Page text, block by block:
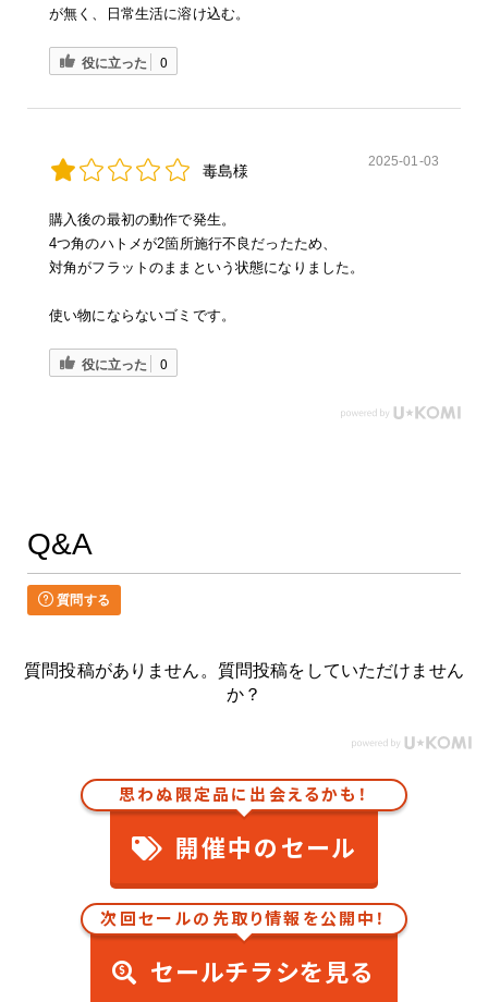
が無く、日常生活に溶け込む。
役に立った 0
毒島様
2025-01-03
購入後の最初の動作で発生。
4つ角のハトメが2箇所施行不良だったため、
対角がフラットのままという状態になりました。
使い物にならないゴミです。
役に立った 0
Q&A
質問する
質問投稿がありません。質問投稿をしていただけません
か？
思わぬ限定品に出会えるかも！
開催中のセール
次回セールの先取り情報を公開中！
セールチラシを見る